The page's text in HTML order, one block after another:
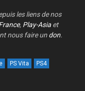
les liens de nos
, Play-Asia et
nous faire un don.
PS Vita
PS4